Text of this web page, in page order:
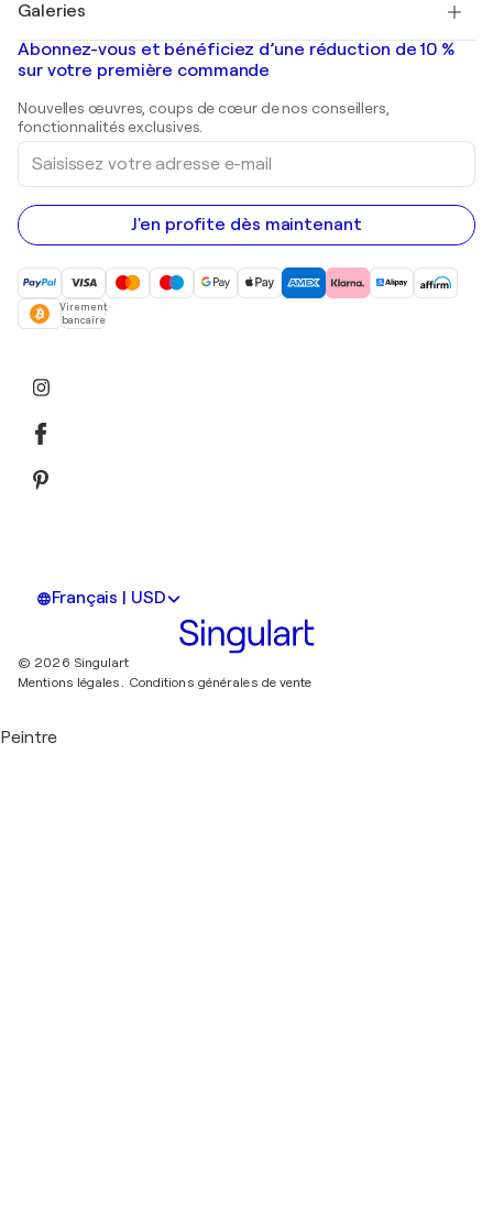
Banksy
Mr. Brainwash
Shepard Fairey
Tableaux abstraits à vendre
Peintures de paysage
Estampes
Peintures acryliques
Galeries
Galeries d'art en France
Galeries d'art en Belgique
Abonnez-vous et bénéficiez d’une réduction de 10 %
sur votre première commande
Nouvelles œuvres, coups de cœur de nos conseillers,
fonctionnalités exclusives.
Saisissez
votre
adresse
e-
mail
J'en profite dès maintenant
Virement
bancaire
Français | USD
© 2026 Singulart
Mentions légales. Conditions générales de vente
Peintre